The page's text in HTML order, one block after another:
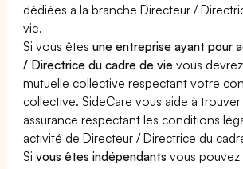
dédiées à la branche Directeur /
vie.
Si vous êtesune entreprise ayant pour
/ Directrice du cadre de vie vous
mutuelle collective respectant votre
collective. SideCare vous aide à trouver
assurance respectant les conditions
activité de Directeur / Directrice du
Sivous êtes indépendants vous